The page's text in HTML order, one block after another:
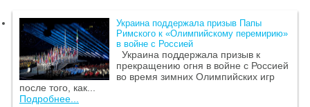
Украина поддержала призыв Папы
Римского к «Олимпийскому перемирию»
в войне с Россией
Украина поддержала призыв к
прекращению огня в войне с Россией
во время зимних Олимпийских игр
после того, как...
Подробнее...